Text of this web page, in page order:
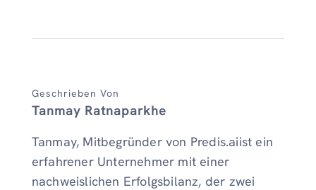
Geschrieben Von
Tanmay Ratnaparkhe
Tanmay, Mitbegründer von Predis.aiist ein
erfahrener Unternehmer mit einer
nachweislichen Erfolgsbilanz, der zwei